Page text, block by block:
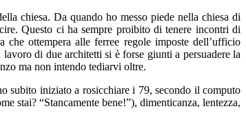
chiesa. Da quando ho messo piede nella chiesa di
Questo ci ha sempre proibito di tenere incontri di
ottempera alle ferree regole imposte dell’ufficio
di due architetti si è forse giunti a persuadere la
ma non intendo tediarvi oltre.
subito iniziato a rosicchiare i 79, secondo il computo
stai? “Stancamente bene!”), dimenticanza, lentezza,